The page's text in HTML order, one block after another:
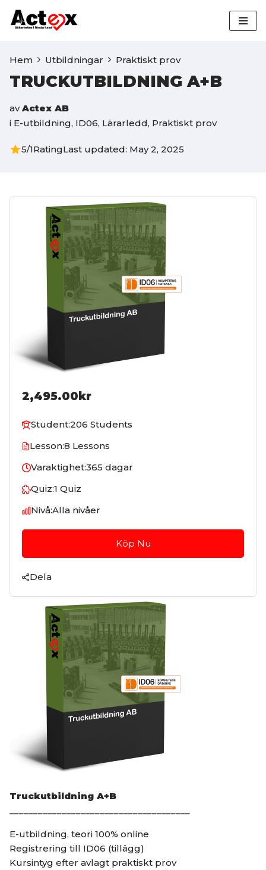
Hoppa
innehåll
Hem Utbildningar Praktiskt prov
TRUCKUTBILDNING A+B
av Actex AB
i E-utbildning, ID06, Lärarledd, Praktiskt prov
5/1RatingLast updated: May 2, 2025
Truckutbildning A+B
E-utbildning, teori 100% online
Registrering till ID06 (tillägg)
Kursintyg efter avlagt praktiskt prov
2,495.00kr
Student:206 Students
Lesson:8 Lessons
Varaktighet:365 dagar
Quiz:1 Quiz
Nivå:Alla nivåer
Köp Nu
Dela